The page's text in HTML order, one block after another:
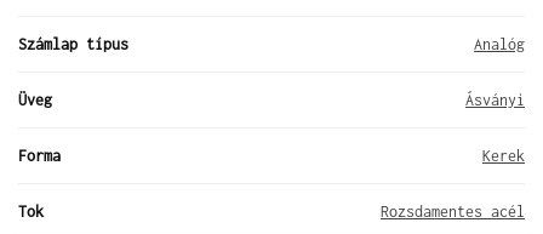
Számlap típus Analóg
Üveg Ásványi
Forma Kerek
Tok Rozsdamentes acél